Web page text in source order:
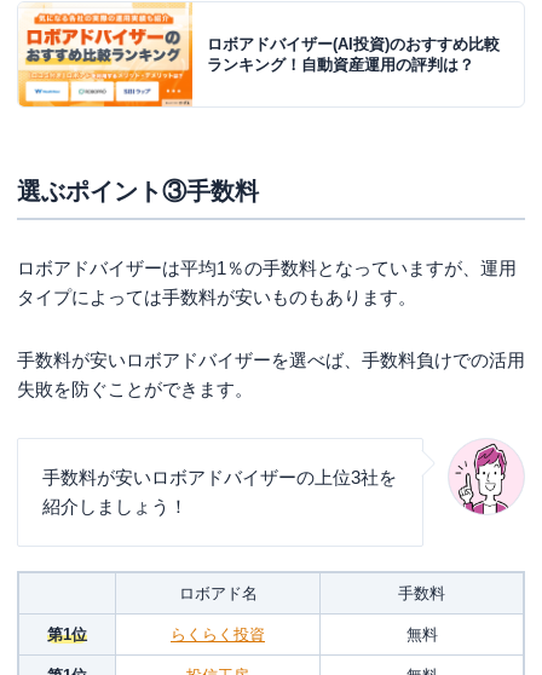
ロボアドバイザー(AI投資)のおすすめ比較
ランキング！自動資産運用の評判は？
選ぶポイント③手数料
ロボアドバイザーは平均1％の手数料となっていますが、運用
タイプによっては手数料が安いものもあります。
手数料が安いロボアドバイザーを選べば、手数料負けでの活用
失敗を防ぐことができます。
手数料が安いロボアドバイザーの上位3社を
紹介しましょう！
ロボアド名 手数料
第1位 らくらく投資 無料